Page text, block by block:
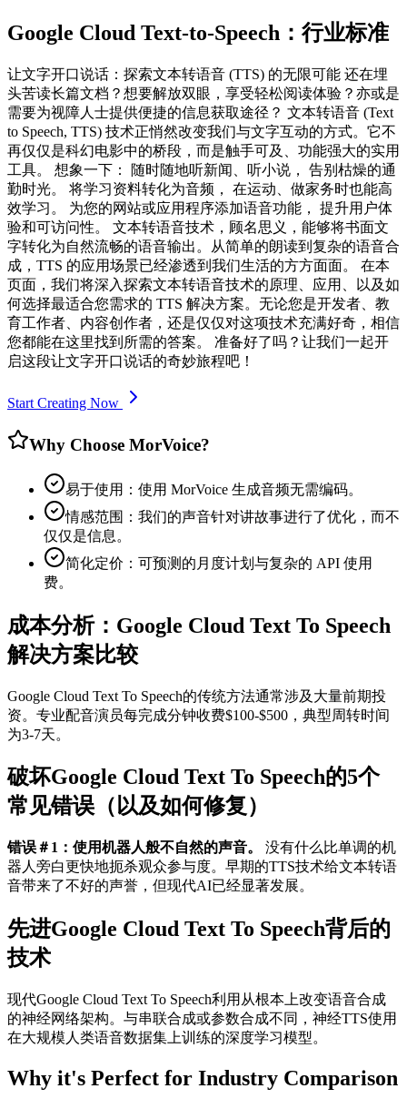
Google Cloud Text-to-Speech：行业标准
让文字开口说话：探索文本转语音 (TTS) 的无限可能 还在埋
头苦读长篇文档？想要解放双眼，享受轻松阅读体验？亦或是
需要为视障人士提供便捷的信息获取途径？ 文本转语音 (Text
to Speech, TTS) 技术正悄然改变我们与文字互动的方式。它不
再仅仅是科幻电影中的桥段，而是触手可及、功能强大的实用
工具。 想象一下： 随时随地听新闻、听小说， 告别枯燥的通
勤时光。 将学习资料转化为音频， 在运动、做家务时也能高
效学习。 为您的网站或应用程序添加语音功能， 提升用户体
验和可访问性。 文本转语音技术，顾名思义，能够将书面文
字转化为自然流畅的语音输出。从简单的朗读到复杂的语音合
成，TTS 的应用场景已经渗透到我们生活的方方面面。 在本
页面，我们将深入探索文本转语音技术的原理、应用、以及如
何选择最适合您需求的 TTS 解决方案。无论您是开发者、教
育工作者、内容创作者，还是仅仅对这项技术充满好奇，相信
您都能在这里找到所需的答案。 准备好了吗？让我们一起开
启这段让文字开口说话的奇妙旅程吧！
Start Creating Now
Why Choose MorVoice?
易于使用：使用 MorVoice 生成音频无需编码。
情感范围：我们的声音针对讲故事进行了优化，而不
仅仅是信息。
简化定价：可预测的月度计划与复杂的 API 使用
费。
成本分析：Google Cloud Text To Speech
解决方案比较
Google Cloud Text To Speech的传统方法通常涉及大量前期投
资。专业配音演员每完成分钟收费$100-$500，典型周转时间
为3-7天。
破坏Google Cloud Text To Speech的5个
常见错误（以及如何修复）
错误＃1：使用机器人般不自然的声音。
没有什么比单调的机
器人旁白更快地扼杀观众参与度。早期的TTS技术给文本转语
音带来了不好的声誉，但现代AI已经显著发展。
先进Google Cloud Text To Speech背后的
技术
现代Google Cloud Text To Speech利用从根本上改变语音合成
的神经网络架构。与串联合成或参数合成不同，神经TTS使用
在大规模人类语音数据集上训练的深度学习模型。
Why it's Perfect for Industry Comparison